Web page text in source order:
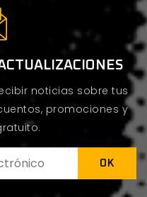
noticias sobre tus
promociones y